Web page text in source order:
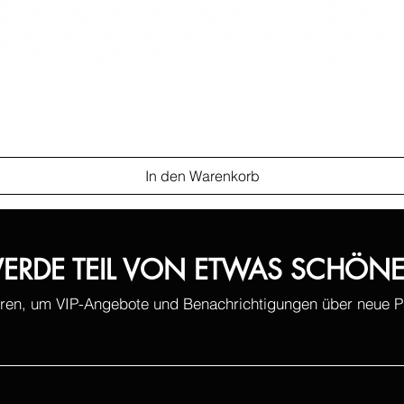
In den Warenkorb
TEIL VON ETWAS
um VIP-Angebote und Benachrichtigungen über neue